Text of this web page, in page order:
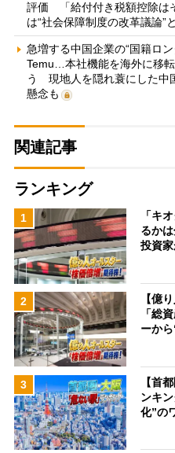
評価 「給付付き税額控除は
は“社会保障制度の改革議論”
急増する中国企業の“国籍ロ
Temu…本社機能を海外に移
う 現地人を隠れ蓑にした中
懸念も
関連記事
ランキング
1
「キ
るか
投資
2
【億
「総
ーか
3
【首
ンキ
化”の